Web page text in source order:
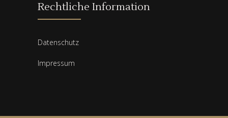
Rechtliche Information
Datenschutz
Impressum